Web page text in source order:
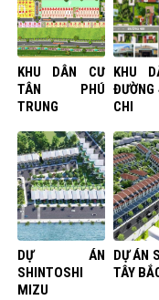
KHU DÂN CƯ
TÂN PHÚ
TRUNG
KHU
CHI
DỰ ÁN
SHINTOSHI
MIZU
DỰ ÁN
TÂY